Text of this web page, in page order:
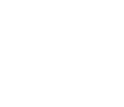
E-Mail & Cloud